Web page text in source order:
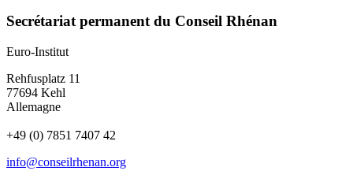
Secrétariat permanent du Conseil Rhénan
Euro-Institut
Rehfusplatz 11
77694 Kehl
Allemagne
+49 (0) 7851 7407 42
info@conseilrhenan.org